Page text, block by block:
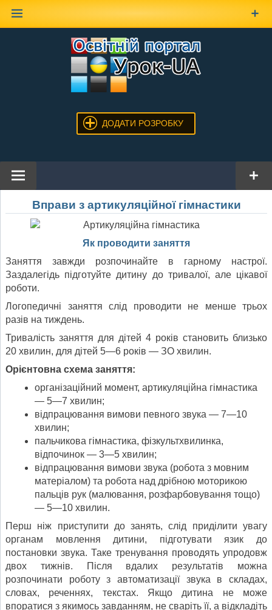
ДОДАТИ РОЗРОБКУ
Вправи з артикуляційної гімнастики
Як проводити заняття
Заняття завжди розпочинайте в гарному настрої.
Заздалегідь підготуйте дити­ну до тривалої, але цікавої
роботи.
Логопедичні заняття слід проводити не менше трьох
разів на тиждень.
Тривалість заняття для дітей 4 років становить близько
20 хвилин, для дітей 5—6 років — ЗО хвилин.
Орієнтовна схема заняття:
організаційний момент, артикуляційна гімнастика
— 5—7 хвилин;
відпрацювання вимови певного звука — 7—10
хвилин;
пальчикова гімнастика, фізкультхвилинка,
відпочинок — 3—5 хвилин;
відпрацювання вимови звука (робота з мовним
матеріалом) та робота над дрібною моторикою
пальців рук (малювання, розфарбовування тощо)
— 5—10 хвилин.
Перш ніж приступити до занять, слід приділити увагу
органам мовлення дити­ни, підготувати язик до
постановки звука. Таке тренування проводять упродовж
двох тижнів. Після вдалих результатів можна
розпочинати роботу з автоматиза­ції звука в складах,
словах, реченнях, текстах. Якщо дитина не може
впоратися з якимось завданням, не сваріть її, а відкладіть